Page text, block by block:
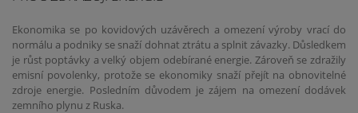
Ekonomika se po kovidových uzávěrech a omezení výroby vrací do
normálu a podniky se snaží dohnat ztrátu a splnit závazky. Důsledkem
je růst poptávky a velký objem odebírané energie. Zároveň se zdražily
emisní povolenky, protože se ekonomiky snaží přejít na obnovitelné
zdroje energie. Posledním důvodem je zájem na omezení dodávek
zemního plynu z Ruska.